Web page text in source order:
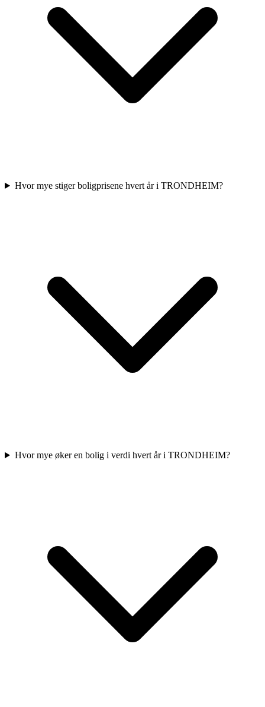
Hvor mye stiger boligprisene hvert år i TRONDHEIM?
Hvor mye øker en bolig i verdi hvert år i TRONDHEIM?